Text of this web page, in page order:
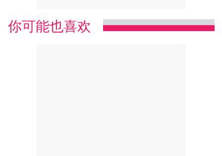
你可能也喜欢